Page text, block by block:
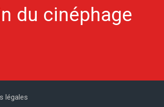
du cinéphage
légales